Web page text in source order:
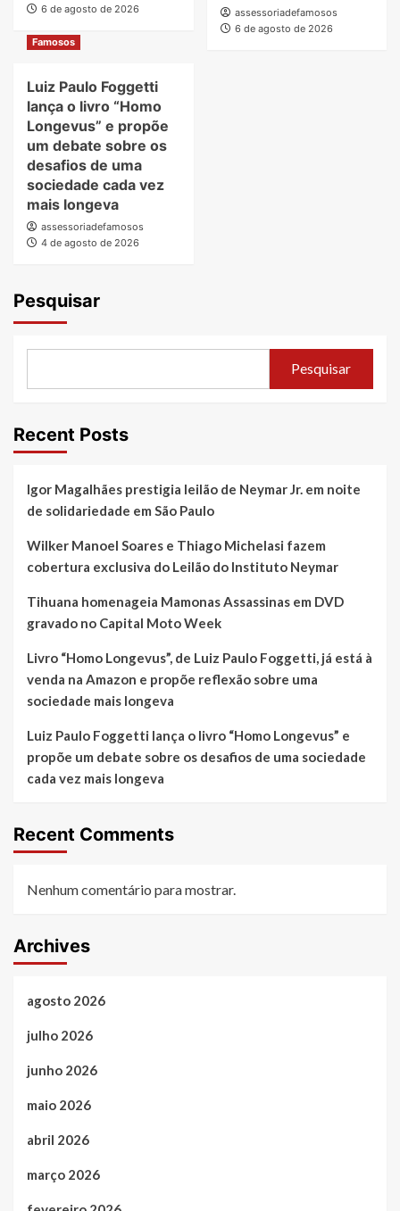
6 de agosto de 2026
assessoriadefamosos
6 de agosto de 2026
Famosos
Luiz Paulo Foggetti
lança o livro “Homo
Longevus” e propõe
um debate sobre os
desafios de uma
sociedade cada vez
mais longeva
assessoriadefamosos
4 de agosto de 2026
Pesquisar
Pesquisar
Recent Posts
Igor Magalhães prestigia leilão de Neymar Jr. em noite
de solidariedade em São Paulo
Wilker Manoel Soares e Thiago Michelasi fazem
cobertura exclusiva do Leilão do Instituto Neymar
Tihuana homenageia Mamonas Assassinas em DVD
gravado no Capital Moto Week
Livro “Homo Longevus”, de Luiz Paulo Foggetti, já está à
venda na Amazon e propõe reflexão sobre uma
sociedade mais longeva
Luiz Paulo Foggetti lança o livro “Homo Longevus” e
propõe um debate sobre os desafios de uma sociedade
cada vez mais longeva
Recent Comments
Nenhum comentário para mostrar.
Archives
agosto 2026
julho 2026
junho 2026
maio 2026
abril 2026
março 2026